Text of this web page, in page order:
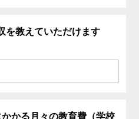
を教えていただけます
かる月々の教育費（学校